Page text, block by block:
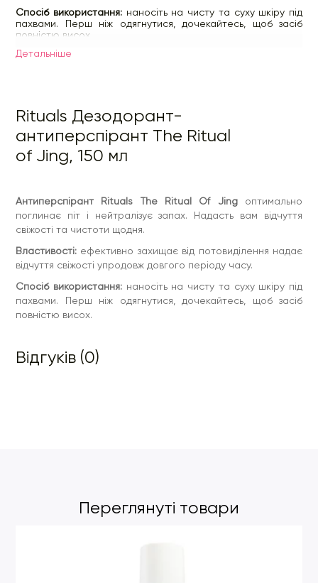
Спосіб використання: наносіть на чисту та суху шкіру під
пахвами. Перш ніж одягнутися, дочекайтесь, щоб засіб
повністю висох.
Детальнiше
Rituals Дезодорант-
антиперспірант The Ritual
of Jing, 150 мл
Антиперспірант Rituals The Ritual Of Jingоптимально
поглинає піт і нейтралізує запах. Надасть вам відчуття
свіжості та чистоти щодня.
Властивості: ефективно захищає від потовиділення надає
відчуття свіжості упродовж довгого періоду часу.
Спосіб використання: наносіть на чисту та суху шкіру під
пахвами. Перш ніж одягнутися, дочекайтесь, щоб засіб
повністю висох.
Відгуків (0)
Переглянуті товари